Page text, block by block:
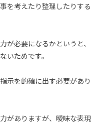
を考えたり整理したりする
が必要になるかというと、
いためです。
示を的確に出す必要があり
がありますが、曖昧な表現